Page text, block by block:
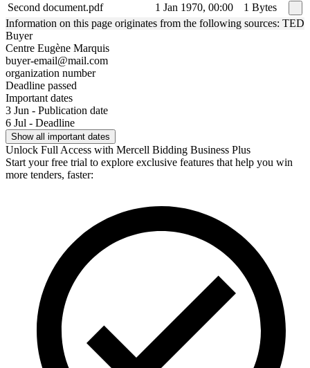
Second document.pdf
1 Jan 1970, 00:00
1 Bytes
Information on this page originates from the following sources: TED
Buyer
Centre Eugène Marquis
buyer-email@mail.com
organization number
Deadline passed
Important dates
3 Jun - Publication date
6 Jul - Deadline
Show all important dates
Unlock Full Access with Mercell Bidding Business Plus
Start your free trial to explore exclusive features that help you win
more tenders, faster: